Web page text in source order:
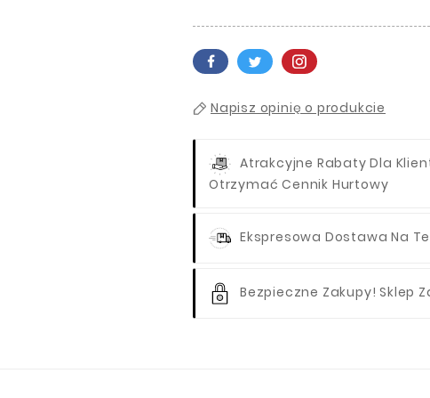
Napisz opinię o produkcie
Atrakcyjne Rabaty Dla
Otrzymać Cennik Hurtowy
Ekspresowa Dostawa Na
Bezpieczne Zakupy! Sklep